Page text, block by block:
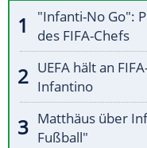
"Infanti-No Go":
des FIFA-Chefs
UEFA hält an
Infantino
Matthäus über
Fußball"